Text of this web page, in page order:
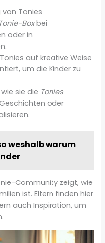
von Tonies
Tonie-Boxbei
oder in
auf kreative Weise
um die Kinder zu
sie die Tonies
oder
weshalb warum
Community zeigt, wie
ist. Eltern finden hier
auch Inspiration, um